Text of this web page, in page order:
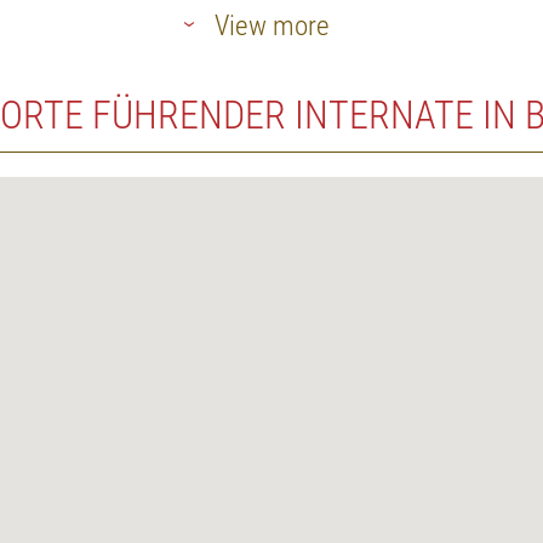
View more
FÜHRENDER INTERNATE IN